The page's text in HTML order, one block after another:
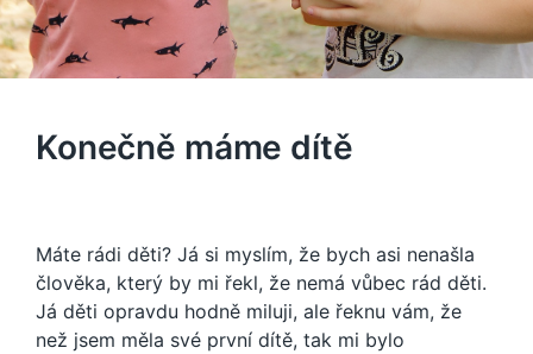
Konečně máme dítě
Máte rádi děti? Já si myslím, že bych asi nenašla
člověka, který by mi řekl, že nemá vůbec rád děti.
Já děti opravdu hodně miluji, ale řeknu vám, že
než jsem měla své první dítě, tak mi bylo